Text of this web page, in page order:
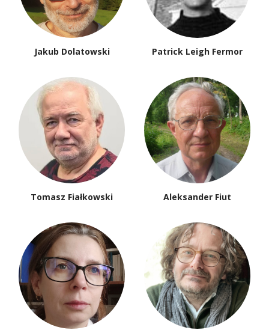
Jakub Dolatowski Patrick Leigh Fermor
Tomasz Fiałkowski Aleksander Fiut